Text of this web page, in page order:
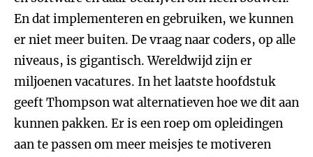
En dat implementeren en gebruiken, we kunnen
er niet meer buiten. De vraag naar coders, op alle
niveaus, is gigantisch. Wereldwijd zijn er
miljoenen vacatures. In het laatste hoofdstuk
geeft Thompson wat alternatieven hoe we dit aan
kunnen pakken. Er is een roep om opleidingen
aan te passen om meer meisjes te motiveren